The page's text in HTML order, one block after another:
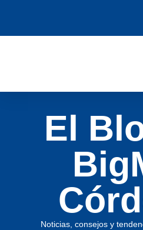
El
Noticias, consejos y